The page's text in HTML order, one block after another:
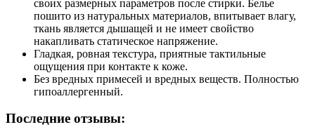
своих размерных параметров после стирки. Белье
пошито из натуральных материалов, впитывает влагу,
ткань является дышащей и не имеет свойство
накапливать статическое напряжение.
Гладкая, ровная текстура, приятные тактильные
ощущения при контакте к коже.
Без вредных примесей и вредных веществ. Полностью
гипоаллергенный.
Последние отзывы: